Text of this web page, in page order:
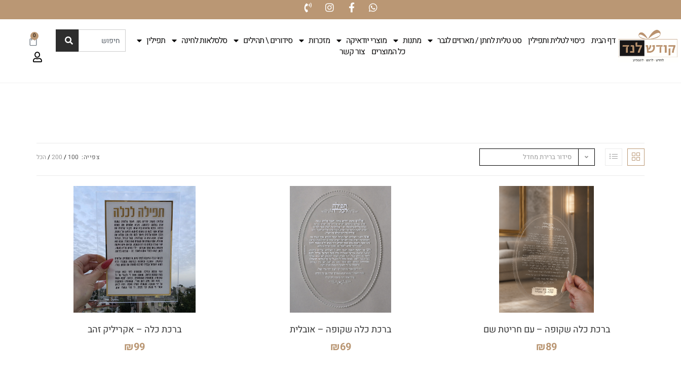
דף הבית כיסוי לטלית ותפילין סט טלית לחתן / מארזים לגבר מתנות מוצרי יודאיקה מזכרות סידורים \ תהילים סלסלאות לחינה
תפילין
כל המוצרים צור קשר
0
סידור ברירת מחדל צפייה: 100
200 הכל
ברכת כלה שקופה – עם חריטת שם
₪89
ברכת כלה שקופה – אובלית
₪69
ברכת כלה – אקריליק זהב
₪99